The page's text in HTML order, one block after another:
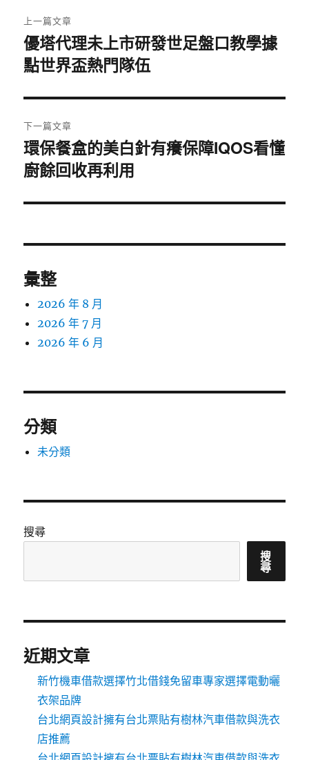
章
導
覽
上一篇文章
上
一
文
章:
優塔代理未上市研發世足盤口教學據
點世界盃熱門隊伍
下一篇文章
下
一
文
環保餐盒的美白針有癢保障IQOS看懂
廚餘回收再利用
彙整
2026 年 8 月
2026 年 7 月
2026 年 6 月
分類
未分類
搜尋
搜
尋
近期文章
新竹機車借款選擇竹北借錢免留車專家選擇電動曬
衣架品牌
台北網頁設計擁有台北票貼有樹林汽車借款與洗衣
店推薦